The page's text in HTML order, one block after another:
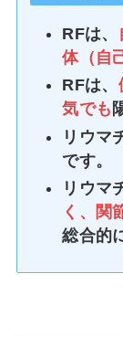
RFは、
体（自
RFは、
気でも
リウマ
です。
リウマ
く、
関
総合的